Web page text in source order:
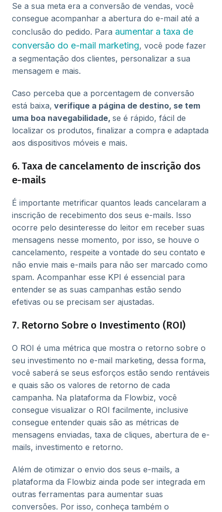
Se a sua meta era a conversão de vendas, você
consegue acompanhar a abertura do e-mail até a
conclusão do pedido. Para aumentar a taxa de
conversão do e-mail marketing, você pode fazer
a segmentação dos clientes, personalizar a sua
mensagem e mais.
Caso perceba que a porcentagem de conversão
está baixa, verifique a página de destino, se tem
uma boa navegabilidade, se é rápido, fácil de
localizar os produtos, finalizar a compra e adaptada
aos dispositivos móveis e mais.
6. Taxa de cancelamento de inscrição dos
e-mails
É importante metrificar quantos leads cancelaram a
inscrição de recebimento dos seus e-mails. Isso
ocorre pelo desinteresse do leitor em receber suas
mensagens nesse momento, por isso, se houve o
cancelamento, respeite a vontade do seu contato e
não envie mais e-mails para não ser marcado como
spam. Acompanhar esse KPI é essencial para
entender se as suas campanhas estão sendo
efetivas ou se precisam ser ajustadas.
7. Retorno Sobre o Investimento (ROI)
O ROI é uma métrica que mostra o retorno sobre o
seu investimento no e-mail marketing, dessa forma,
você saberá se seus esforços estão sendo rentáveis
e quais são os valores de retorno de cada
campanha. Na plataforma da Flowbiz, você
consegue visualizar o ROI facilmente, inclusive
consegue entender quais são as métricas de
mensagens enviadas, taxa de cliques, abertura de e-
mails, investimento e retorno.
Além de otimizar o envio dos seus e-mails, a
plataforma da Flowbiz ainda pode ser integrada em
outras ferramentas para aumentar suas
conversões. Por isso, conheça também o